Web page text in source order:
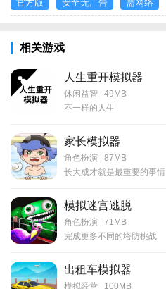
官方版 安全无广告 需网络
相关游戏
人生重开模拟器
休闲益智 | 49MB
不一样的人生
家长模拟器
角色扮演 | 87MB
长大成才就是最重要的事情
模拟迷宫逃脱
角色扮演 | 71MB
完成更多不同的塔防挑战
出租车模拟器
模拟经营 | 100MB